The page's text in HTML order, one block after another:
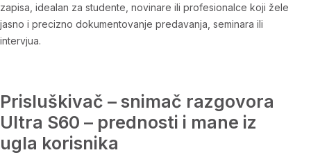
zapisa, idealan za studente, novinare ili profesionalce koji žele
jasno i precizno dokumentovanje predavanja, seminara ili
intervjua.
Prisluškivač – snimač razgovora
Ultra S60 – prednosti i mane iz
ugla korisnika